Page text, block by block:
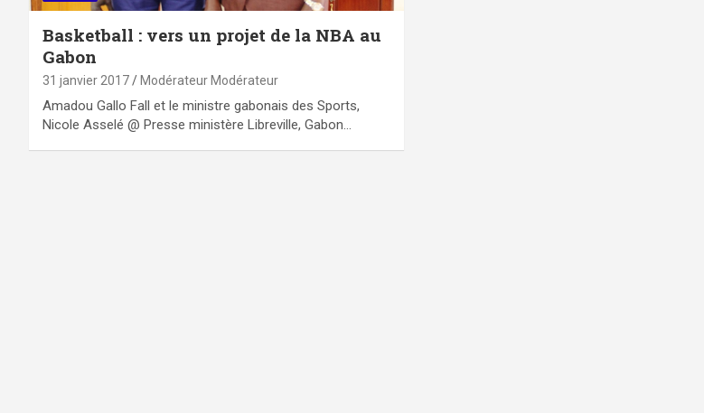
Basketball : vers un projet de la NBA au
Gabon
31 janvier 2017 Modérateur Modérateur
Amadou Gallo Fall et le ministre gabonais des Sports,
Nicole Asselé @ Presse ministère Libreville, Gabon…